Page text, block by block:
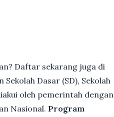
Daftar sekarang juga di
Dasar (SD), Sekolah
oleh pemerintah dengan
Nasional. Program